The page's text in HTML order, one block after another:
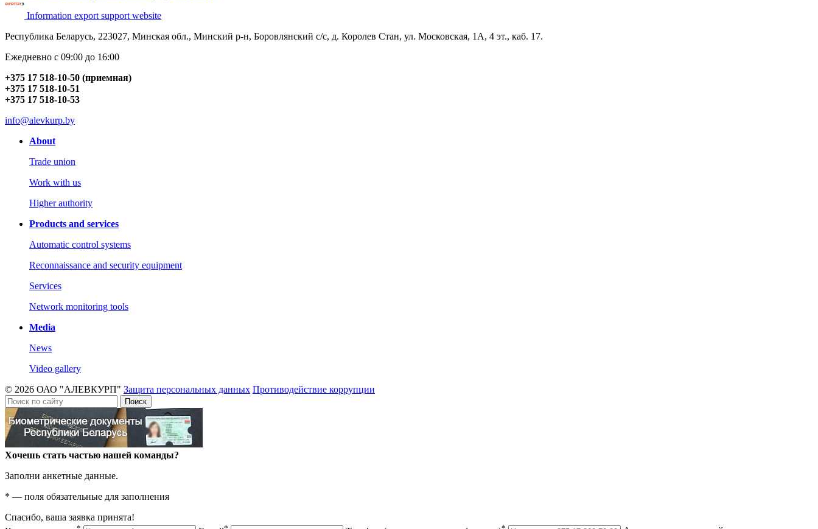
Information export support website
Республика Беларусь, 223027, Минская обл., Минский р-н, Боровлянский с/с, д. Королев Стан, ул. Московская, 1А, 4 эт., каб. 17.
Ежедневно с 09:00 до 16:00
+375 17 518-10-50 (приемная)
+375 17 518-10-51
+375 17 518-10-53
info@alevkurp.by
About
Trade union
Work with us
Higher authority
Products and services
Automatic control systems
Reconnaissance and security equipment
Services
Network monitoring tools
Media
News
Video gallery
© 2026 ОАО "АЛЕВКУРП" Защита персональных данных Противодействие коррупции
Поиск
Хочешь стать частью нашей команды?
Заполни анкетные данные.
* — поля обязательные для заполнения
Спасибо, ваша заявка принята!